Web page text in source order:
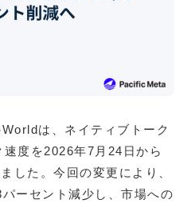
は、ネイティブトーク
度を2026年7月24日から
した。今回の変更により、
ーセント減少し、市場への